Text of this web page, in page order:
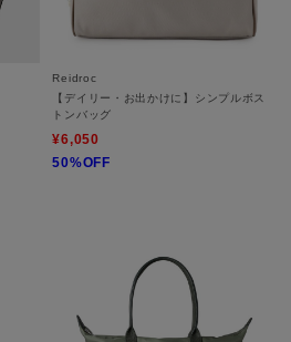
Reidroc
【デイリー・お出かけに】シンプルボス
トンバッグ
¥6,050
50%OFF